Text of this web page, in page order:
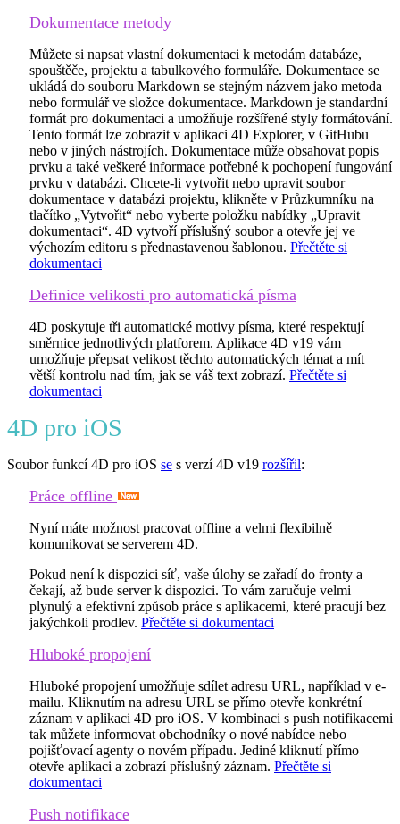
Dokumentace metody
Můžete si napsat vlastní dokumentaci k metodám databáze,
spouštěče, projektu a tabulkového formuláře. Dokumentace se
ukládá do souboru Markdown se stejným názvem jako metoda
nebo formulář ve složce dokumentace. Markdown je standardní
formát pro dokumentaci a umožňuje rozšířené styly formátování.
Tento formát lze zobrazit v aplikaci 4D Explorer, v GitHubu
nebo v jiných nástrojích. Dokumentace může obsahovat popis
prvku a také veškeré informace potřebné k pochopení fungování
prvku v databázi. Chcete-li vytvořit nebo upravit soubor
dokumentace v databázi projektu, klikněte v Průzkumníku na
tlačítko „Vytvořit“ nebo vyberte položku nabídky „Upravit
dokumentaci“. 4D vytvoří příslušný soubor a otevře jej ve
výchozím editoru s přednastavenou šablonou. Přečtěte si
dokumentaci
Definice velikosti pro automatická písma
4D poskytuje tři automatické motivy písma, které respektují
směrnice jednotlivých platforem. Aplikace 4D v19 vám
umožňuje přepsat velikost těchto automatických témat a mít
větší kontrolu nad tím, jak se váš text zobrazí. Přečtěte si
dokumentaci
4D pro iOS
Soubor funkcí 4D pro iOS se s verzí 4D v19 rozšířil:
Práce offline
Nyní máte možnost pracovat offline a velmi flexibilně
komunikovat se serverem 4D.
Pokud není k dispozici síť, vaše úlohy se zařadí do fronty a
čekají, až bude server k dispozici. To vám zaručuje velmi
plynulý a efektivní způsob práce s aplikacemi, které pracují bez
jakýchkoli prodlev. Přečtěte si dokumentaci
Hluboké propojení
Hluboké propojení umožňuje sdílet adresu URL, například v e-
mailu. Kliknutím na adresu URL se přímo otevře konkrétní
záznam v aplikaci 4D pro iOS. V kombinaci s push notifikacemi
tak můžete informovat obchodníky o nové nabídce nebo
pojišťovací agenty o novém případu. Jediné kliknutí přímo
otevře aplikaci a zobrazí příslušný záznam. Přečtěte si
dokumentaci
Push notifikace